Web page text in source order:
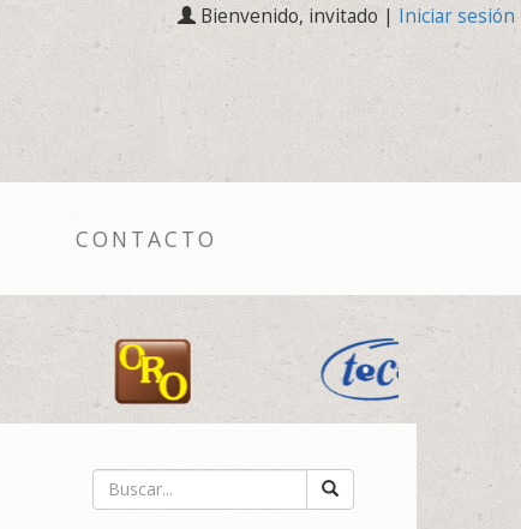
Bienvenido, invitado | Iniciar sesión
CONTACTO